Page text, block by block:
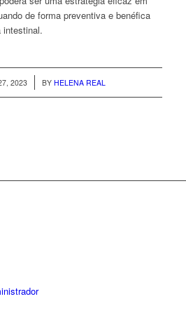
de forma preventiva e benéfica
intestinal.
2023 BY HELENA REAL